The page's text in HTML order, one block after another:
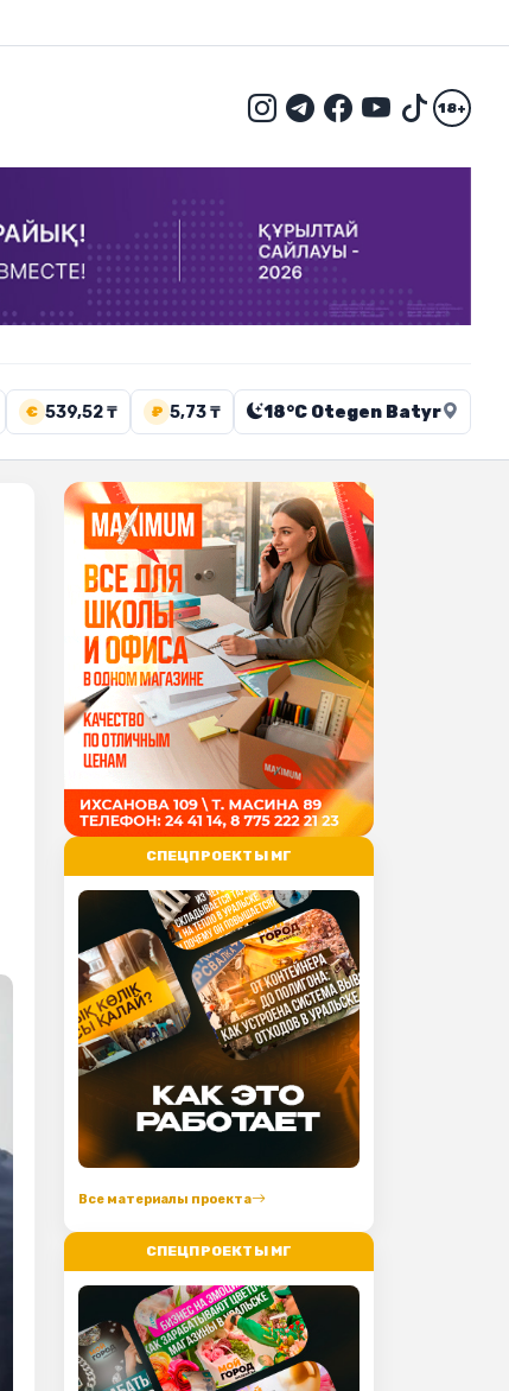
18+
€ 539,52 ₸ ₽ 5,73 ₸ 18°C Otegen Batyr
СПЕЦПРОЕКТЫ МГ
Все материалы проекта
СПЕЦПРОЕКТЫ МГ